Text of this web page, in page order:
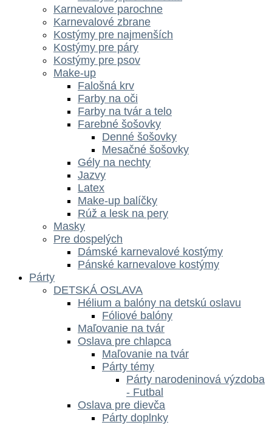
Karnevalove parochne
Karnevalové zbrane
Kostýmy pre najmenších
Kostýmy pre páry
Kostýmy pre psov
Make-up
Falošná krv
Farby na oči
Farby na tvár a telo
Farebné šošovky
Denné šošovky
Mesačné šošovky
Gély na nechty
Jazvy
Latex
Make-up balíčky
Rúž a lesk na pery
Masky
Pre dospelých
Dámské karnevalové kostýmy
Pánské karnevalove kostýmy
Párty
DETSKÁ OSLAVA
Hélium a balóny na detskú oslavu
Fóliové balóny
Maľovanie na tvár
Oslava pre chlapca
Maľovanie na tvár
Párty témy
Párty narodeninová výzdoba
- Futbal
Oslava pre dievča
Párty doplnky